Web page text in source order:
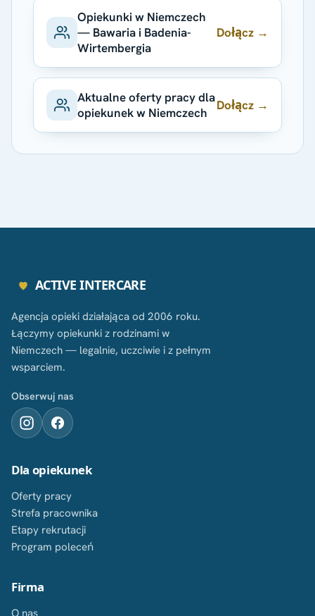
Opiekunki w Niemczech
— Bawaria i Badenia-
Wirtembergia
Dołącz →
Aktualne oferty pracy dla
opiekunek w Niemczech
Dołącz →
ACTIVE INTERCARE
Agencja opieki działająca od 2006 roku.
Łączymy opiekunki z rodzinami w
Niemczech — legalnie, uczciwie i z pełnym
wsparciem.
Obserwuj nas
Dla opiekunek
Oferty pracy
Strefa pracownika
Etapy rekrutacji
Program poleceń
Firma
O nas